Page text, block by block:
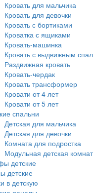
Кровать для мальчика
Кровать для девочки
Кровать с бортиками
Кроватка с ящиками
Кровать-машинка
Кровать с выдвижным
Раздвижная кровать
Кровать-чердак
Кровать трансформер
Кровати от 4 лет
Кровати от 5 лет
спальни
Детская для мальчика
Детская для девочки
Комната для подростка
Модульная детская
детские
детские
в детскую